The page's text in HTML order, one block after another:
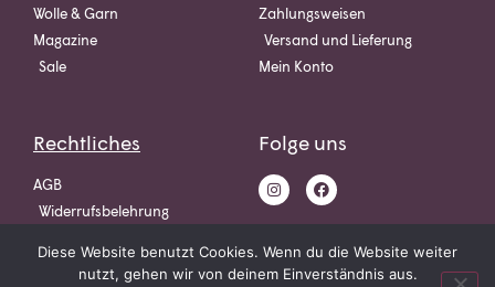
Wolle & Garn
Magazine
Sale
Zahlungsweisen
Versand und Lieferung
Mein Konto
Rechtliches
AGB
Widerrufsbelehrung
Folge uns
Diese Website benutzt Cookies. Wenn du die Website weiter
nutzt, gehen wir von deinem Einverständnis aus.